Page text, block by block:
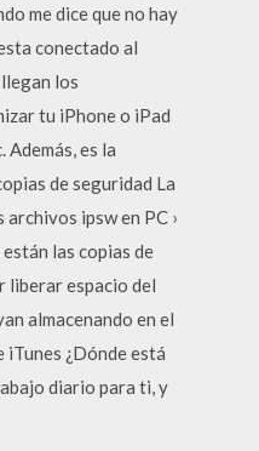
me dice que no hay
conectado al
los
tu iPhone o iPad
es la
de seguridad La
ipsw en PC ›
las copias de
liberar espacio del
almacenando en el
iTunes ¿Dónde está
diario para ti, y